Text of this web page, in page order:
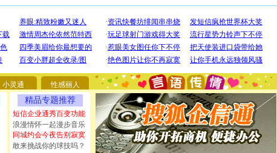
小灵通 性感丽人
精品专题推荐
短信企业通秀百变功能
浪漫情怀一起漫步音乐
同城约会今夜告别寂寞
敢来挑战你的球技吗？
[圣诞节] 圣诞节到了，想想没什么送给你的，又不打算给
你太多，只有给你五千万：千万快乐！千万要健康！千万
要平安！千万要知足！千万不要忘记我！
[圣诞节]不只这样的日子才会想起你,而是这样的日子才
能正大光明地骚扰你,告诉你,圣诞要快乐!新年要快乐!天天
都要快乐噢!
[圣诞节]奉上一颗祝福的心,在这个特别的日子里,愿幸福,
如意,快乐,鲜花,一切美好的祝愿与你同在.圣诞快乐!
[元旦]看到你我会触电；看不到你我要充电；没有你我会
断电。爱你是我职业，想你是我事业，抱你是我特长，吻